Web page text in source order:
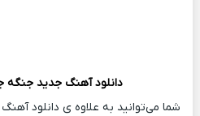
دانلود آهنگ جدید جنگه
شما می‌توانید به علاوه ی دانلود